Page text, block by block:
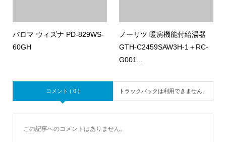
パロマ ウィズナ PD-829WS-
60GH
ノーリツ 暖房機能付給湯器
GTH-C2459SAW3H-1＋RC-
G001...
コメント ( 0 ) トラックバックは利用できません。
この記事へのコメントはありません。